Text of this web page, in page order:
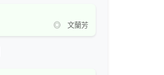
◎ 文蘭芳